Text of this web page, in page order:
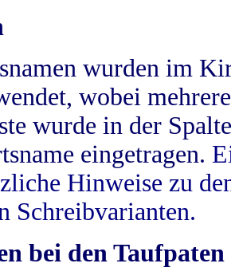
wurden im
wobei
wurde in der
eingetragen.
Hinweise zu
Schreibvarianten.
bei den Taufpaten